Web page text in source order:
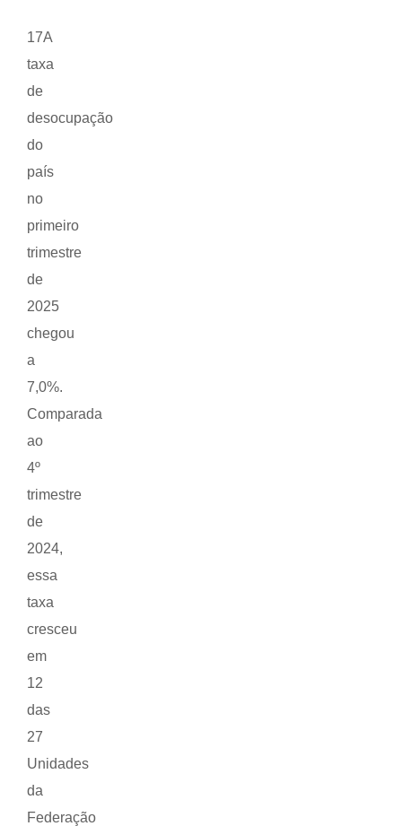
17A
taxa
de
desocupação
do
país
no
primeiro
trimestre
de
2025
chegou
a
7,0%.
Comparada
ao
4º
trimestre
de
2024,
essa
taxa
cresceu
em
12
das
27
Unidades
da
Federação